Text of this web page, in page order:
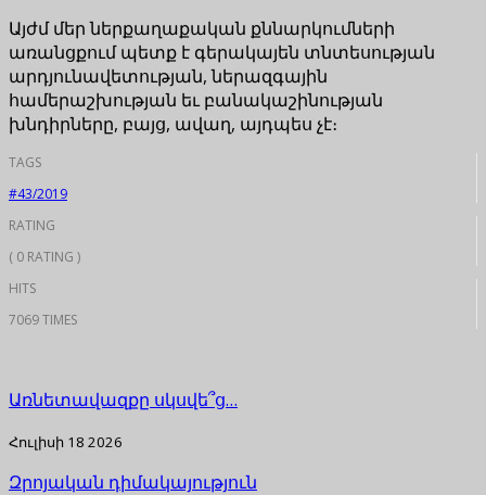
Այժմ մեր ներքաղաքական քննարկումների
առանցքում պետք է գերակայեն տնտեսության
արդյունավետության, ներազգային
համերաշխության եւ բանակաշինության
խնդիրները, բայց, ավաղ, այդպես չէ։
TAGS
#43/2019
RATING
( 0 RATING )
HITS
7069 TIMES
Առնետավազքը սկսվե՞ց…
Հուլիսի 18 2026
Զրոյական դիմակայություն